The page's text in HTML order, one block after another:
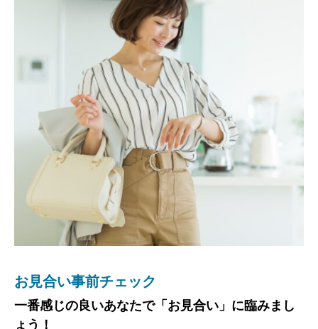
お見合い事前チェック
一番感じの良いあなたで「お見合い」に臨みまし
ょう！
お見合いアフターフォロー
「お見合い」終了後も会員様が安心して活動を進
められるようにフォロー！